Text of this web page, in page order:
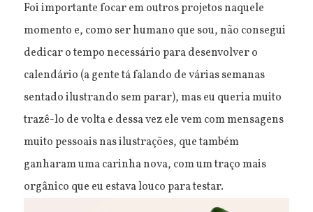
Foi importante focar em outros projetos naquele
momento e, como ser humano que sou, não consegui
dedicar o tempo necessário para desenvolver o
calendário (a gente tá falando de várias semanas
sentado ilustrando sem parar), mas eu queria muito
trazê-lo de volta e dessa vez ele vem com mensagens
muito pessoais nas ilustrações, que também
ganharam uma carinha nova, com um traço mais
orgânico que eu estava louco para testar.